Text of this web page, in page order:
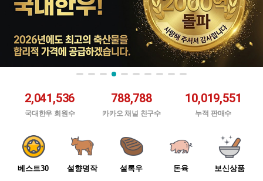
2,041,536
국대한우 회원수
788,788
카카오 채널 친구수
10,019,551
누적 판매수
베스트30 설향명작 설록우 돈육 보신상품